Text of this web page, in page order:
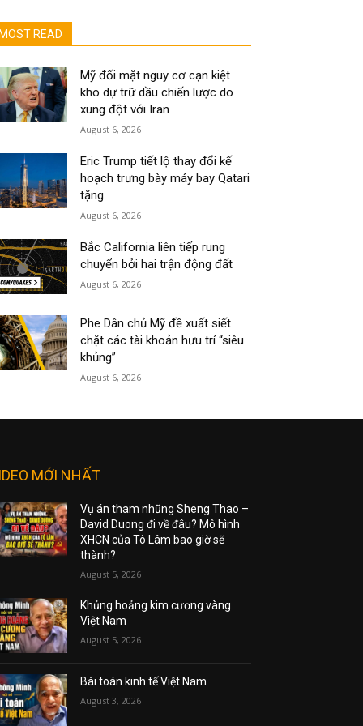
MOST READ
Mỹ đối mặt nguy cơ cạn kiệt
kho dự trữ dầu chiến lược do
xung đột với Iran
August 6, 2026
Eric Trump tiết lộ thay đổi kế
hoạch trưng bày máy bay Qatari
tặng
August 6, 2026
Bắc California liên tiếp rung
chuyển bởi hai trận động đất
August 6, 2026
Phe Dân chủ Mỹ đề xuất siết
chặt các tài khoản hưu trí “siêu
khủng”
August 6, 2026
MỚI NHẤT
Vụ án tham nhũng Sheng Thao –
David Duong đi về đâu? Mô hình
XHCN của Tô Lâm bao giờ sẽ
thành?
August 5, 2026
Khủng hoảng kim cương vàng
Việt Nam
August 5, 2026
Bài toán kinh tế Việt Nam
August 3, 2026